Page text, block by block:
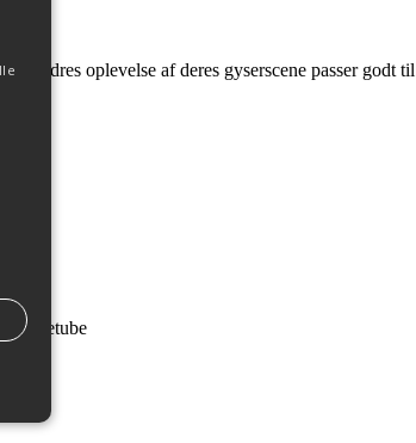
andres oplevelse af deres gyserscene passer godt
skoletube
fra